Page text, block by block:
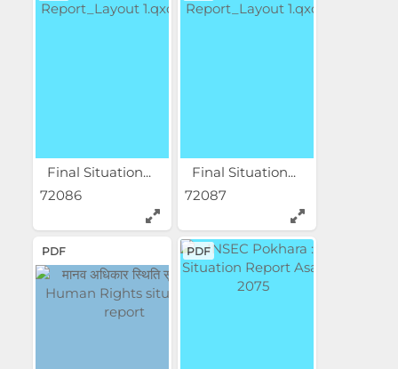
Final Situation...
72086
Final Situation...
72087
PDF PDF